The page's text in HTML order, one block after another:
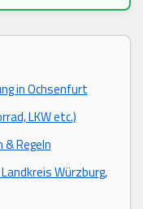
in Ochsenfurt
LKW etc.)
Regeln
Würzburg,